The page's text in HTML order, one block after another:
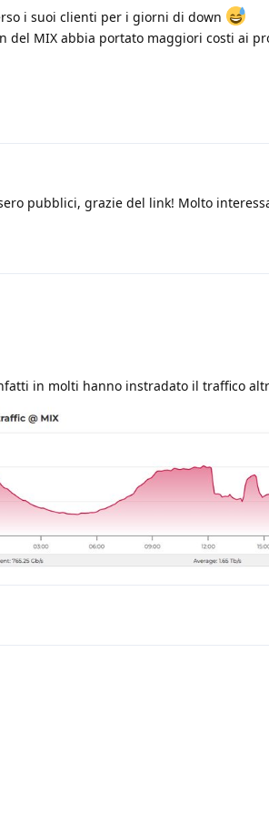
i suoi clienti per i giorni di down
del MIX abbia portato maggiori costi ai
pubblici, grazie del link! Molto
in molti hanno instradato il traffico